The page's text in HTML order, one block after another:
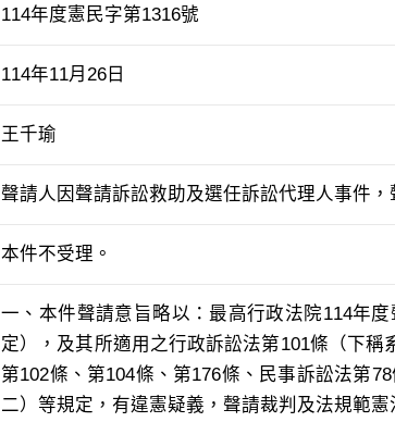
114年度憲民字第1316號
114年11月26日
王千瑜
聲請人因聲請訴訟救助及選任訴訟代理人事件，
本件不受理。
一、本件聲請意旨略以：最高行政法院114年
定），及其所適用之行政訴訟法第101條（下稱
第102條、第104條、第176條、民事訴訟法第